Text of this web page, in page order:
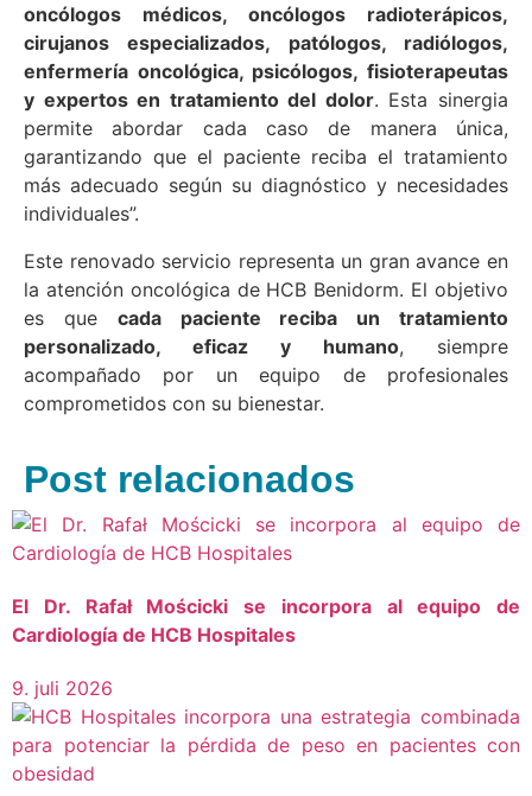
oncólogos médicos, oncólogos radioterápicos,
cirujanos especializados, patólogos, radiólogos,
enfermería oncológica, psicólogos, fisioterapeutas
y expertos en tratamiento del dolor. Esta sinergia
permite abordar cada caso de manera única,
garantizando que el paciente reciba el tratamiento
más adecuado según su diagnóstico y necesidades
individuales”.
Este renovado servicio representa un gran avance en
la atención oncológica de HCB Benidorm. El objetivo
es que cada paciente reciba un tratamiento
personalizado, eficaz y humano, siempre
acompañado por un equipo de profesionales
comprometidos con su bienestar.
Post relacionados
El Dr. Rafał Mościcki se incorpora al equipo de
Cardiología de HCB Hospitales
9. juli 2026